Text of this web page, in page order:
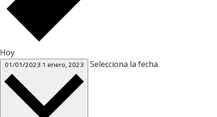
Hoy
01/01/2023 1 enero, 2023 Selecciona la fecha.